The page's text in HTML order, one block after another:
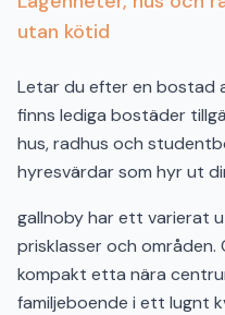
utan kötid
Letar du efter en bostad
finns lediga bostäder
hus, radhus och
hyresvärdar som hyr ut
gallnoby har ett varierat
prisklasser och områden.
kompakt etta nära
familjeboende i ett lugnt